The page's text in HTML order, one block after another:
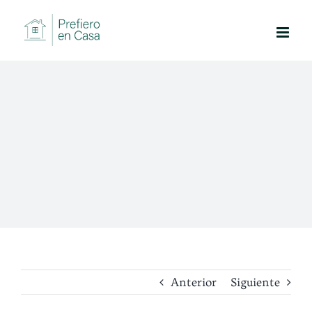
contenido
Anterior Siguiente